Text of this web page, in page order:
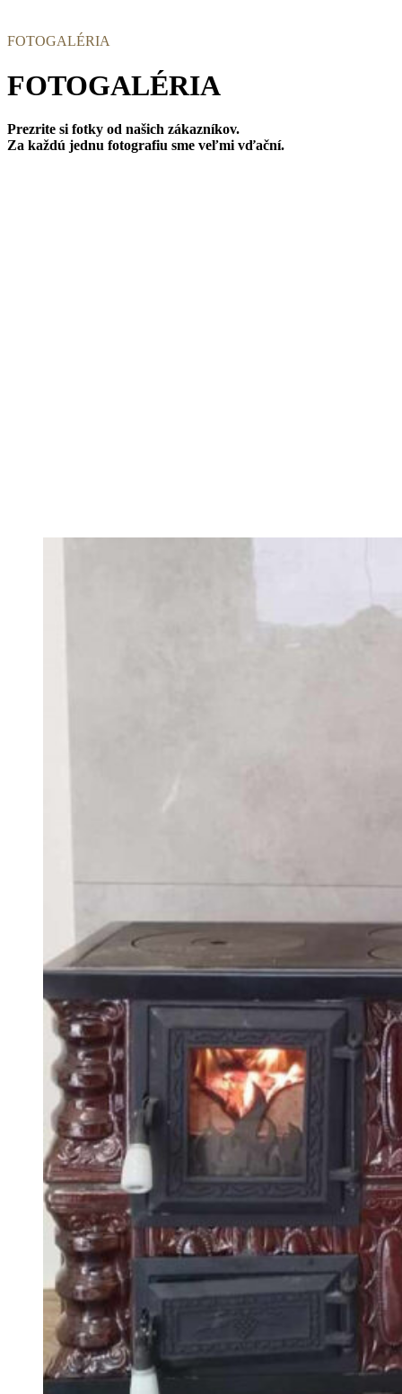
FOTOGALÉRIA
FOTOGALÉRIA
Prezrite si fotky od našich zákazníkov.
Za každú jednu fotografiu sme veľmi vďační.